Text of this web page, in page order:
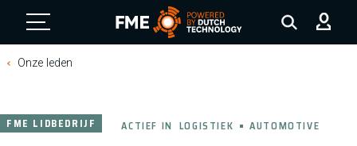
FME Logo, to the homepage
Onze leden
FME LIDBEDRIJF ACTIEF IN LOGISTIEK AUTOMOTIVE